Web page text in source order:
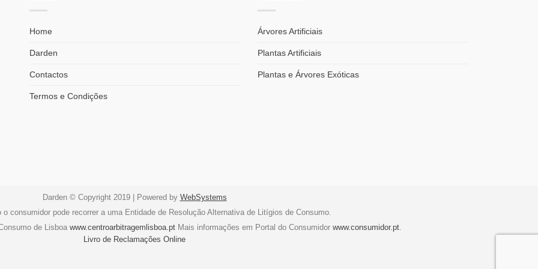
Home
Darden
Contactos
Termos e Condições
Árvores Artificiais
Plantas Artificiais
Plantas e Árvores Exóticas
Darden © Copyright 2019 | Powered by WebSystems
consumidor pode recorrer a uma Entidade de Resolução Alternativa de Litígios de Consumo.
de Lisboa www.centroarbitragemlisboa.ptMais informações em Portal do Consumidor www.consumidor.pt.
Livro de Reclamações Online